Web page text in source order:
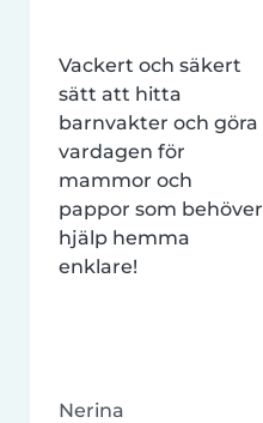
Vackert och säkert
sätt att hitta
barnvakter och göra
vardagen för
mammor och
pappor som behöver
hjälp hemma
enklare!
Nerina